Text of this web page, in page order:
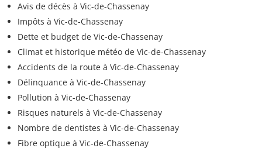
Avis de décès à Vic-de-Chassenay
Impôts à Vic-de-Chassenay
Dette et budget de Vic-de-Chassenay
Climat et historique météo de Vic-de-Chassenay
Accidents de la route à Vic-de-Chassenay
Délinquance à Vic-de-Chassenay
Pollution à Vic-de-Chassenay
Risques naturels à Vic-de-Chassenay
Nombre de dentistes à Vic-de-Chassenay
Fibre optique à Vic-de-Chassenay